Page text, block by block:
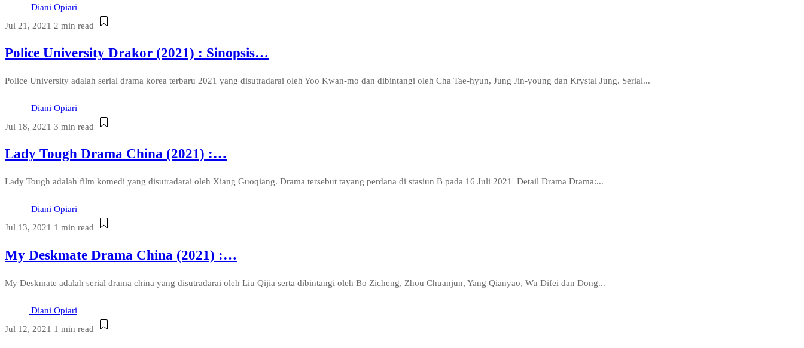
Diani Opiari
Jul 21, 2021 2 min read
Police University Drakor (2021) : Sinopsis…
Police University adalah serial drama korea terbaru 2021 yang disutradarai oleh Yoo Kwan-mo dan dibintangi oleh Cha Tae-hyun, Jung Jin-young dan Krystal Jung. Serial...
Diani Opiari
Jul 18, 2021 3 min read
Lady Tough Drama China (2021) :…
Lady Tough adalah film komedi yang disutradarai oleh Xiang Guoqiang. Drama tersebut tayang perdana di stasiun B pada 16 Juli 2021 Detail Drama Drama:...
Diani Opiari
Jul 13, 2021 1 min read
My Deskmate Drama China (2021) :…
My Deskmate adalah serial drama china yang disutradarai oleh Liu Qijia serta dibintangi oleh Bo Zicheng, Zhou Chuanjun, Yang Qianyao, Wu Difei dan Dong...
Diani Opiari
Jul 12, 2021 1 min read